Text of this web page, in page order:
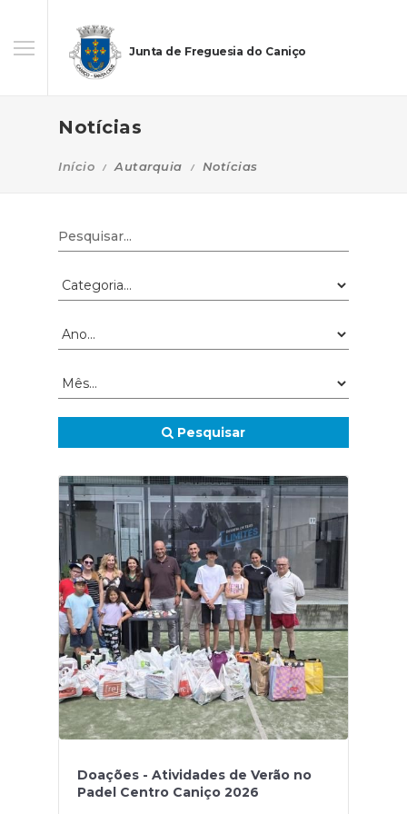
Junta de Freguesia do Caniço
Notícias
Início Autarquia Notícias
Pesquisar
Doações - Atividades de Verão no
Padel Centro Caniço 2026